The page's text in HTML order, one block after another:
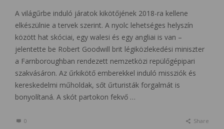
A világűrbe induló járatok kikötőjének 2018-ra kellene
elkészülnie a tervek szerint. A nyolc lehetséges helyszín
között hat skóciai, egy walesi és egy angliai is van –
jelentette be Robert Goodwill brit légiközlekedési miniszter
a Farnboroughban rendezett nemzetközi repülőgépipari
szakvásáron. Az űrkikötő emberekkel induló missziók és
kereskedelmi műholdak, sőt űrturisták forgalmát is
bonyolítaná. A skót partokon fekvő …
0 Share